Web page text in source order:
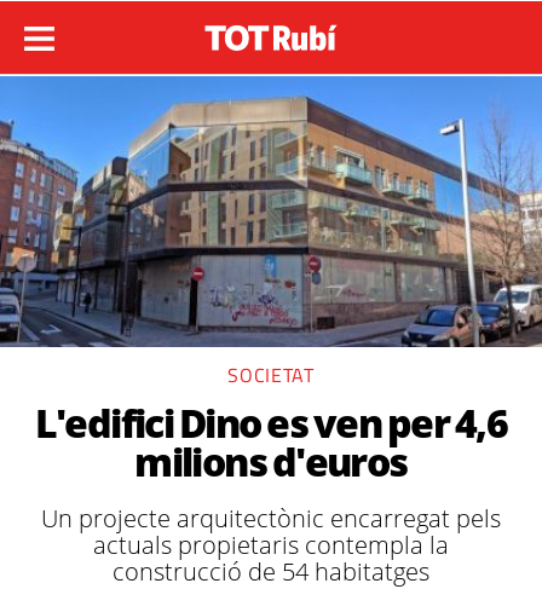
SOCIETAT
L'edifici Dino es ven per 4,6
milions d'euros
Un projecte arquitectònic encarregat pels
actuals propietaris contempla la
construcció de 54 habitatges